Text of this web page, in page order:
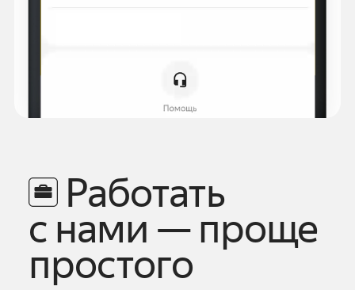
Работать
с нами — проще
простого